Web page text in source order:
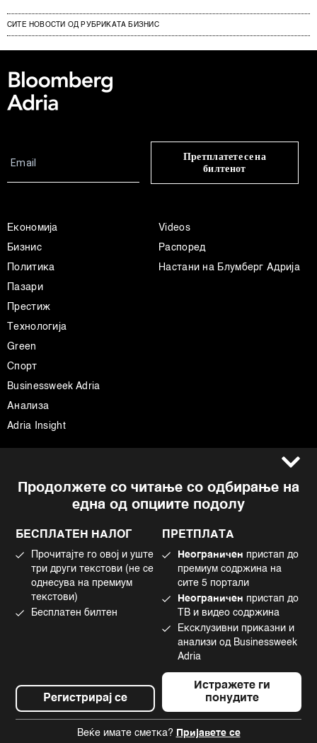
СИТЕ НОВОСТИ ОД РУБРИКАТА БИЗНИС
Продолжете со читање со одбирање на
една од опциите подолу
БЕСПЛАТЕН НАЛОГ
Прочитајте го овој и уште
три други текстови (не се
однесува на премиум
текстови)
Бесплатен билтен
Регистрирај се
ПРЕТПЛАТА
Неограничен пристап до
премиум содржина на
сите 5 портали
Неограничен пристап до
ТВ и видео содржина
Ексклузивни приказни и
анализи од Businessweek
Adria
Истражете ги
понудите
Веќе имате сметка? Пријавете се
Претплатете се на
билтенот
Економија
Бизнис
Политика
Пазари
Престиж
Технологија
Green
Спорт
Businessweek Adria
Анализа
Adria Insight
Videos
Распоред
Настани на Блумберг Адрија
Импресум
Политика на приватност
Политика за колачиња
Употреба на вештачка интелигенција
Facebook
Instagram
Twitter
Tiktok
©2022 - 2026 Bloomberg L.P. All Rights Reserved. BLOOMBERG and the
BLOOMBERG logo are registered trademarks and service marks of
Bloomberg Finance L.P. or its subsidiaries, displayed with permission
Bloomberg Adria is a Mtel Swiss SA Property
News CMS by Cubes